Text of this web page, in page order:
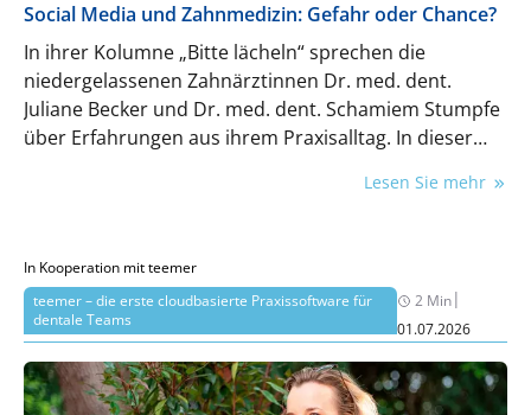
Social Media und Zahnmedizin: Gefahr oder Chance?
In ihrer Kolumne „Bitte lächeln“ sprechen die
niedergelassenen Zahnärztinnen Dr. med. dent.
Juliane Becker und Dr. med. dent. Schamiem Stumpfe
über Erfahrungen aus ihrem Praxisalltag. In dieser
Lesen Sie mehr
In Kooperation mit teemer
teemer – die erste cloudbasierte Praxissoftware für
dentale Teams
2 Min|
01.07.2026